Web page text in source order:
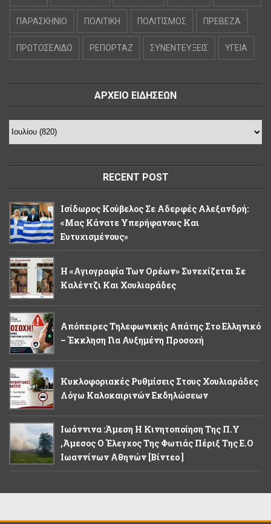
ΠΑΡΑΣΚΗΝΙΟ ΠΟΛΙΤΙΚΗ ΠΟΛΙΤΙΣΜΟΣ ΠΡΕΒΕΖΑ
ΠΡΩΤΟΣΕΛΙΔΟ ΡΕΠΟΡΤΑΖ ΣΥΝΕΝΤΕΥΞΕΙΣ ΥΓΕΙΑ
ΑΡΧΕΙΟ ΕΙΔΗΣΕΩΝ
RECENT POST
Ισίδωρος Κούβελος Σε Αδερφές Αλεξανδρή:
«Μας Κάνατε Υπερήφανους Και
Ευτυχισμένους»
Η «Αγιογραφία Των Ορέων» Συνεχίζεται Σε
Καλέντζι Και Χουλιαράδες
Απόπειρες Τηλεφωνικής Απάτης Στο Ελληνικό
– Έκκληση Για Αυξημένη Προσοχή
Κυκλοφοριακές Ρυθμίσεις Στους Χουλιαράδες
Λόγω Καλοκαιρινών Εκδηλώσεων
Ιωάννινα :Άμεση Η Κινητοποίηση Της Π.Υ
,άμεσος Ο Έλεγχος Της Φωτιάς Πέριξ Της Ε.Ο
Ιωαννίνων Αθηνών [βίντεο ]